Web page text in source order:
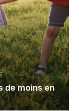
de moins en